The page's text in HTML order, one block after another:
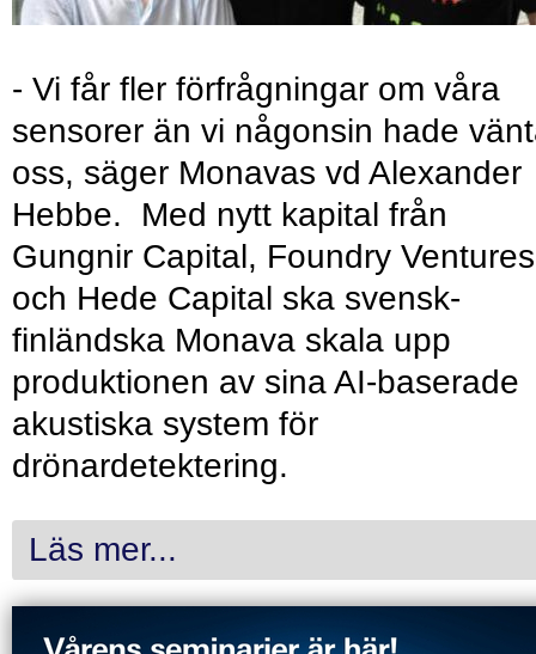
- Vi får fler förfrågningar om våra
sensorer än vi någonsin hade
oss, säger Monavas vd Alexander
Hebbe. Med nytt kapital från
Gungnir Capital, Foundry Ventures
och Hede Capital ska svensk-
finländska Monava skala upp
produktionen av sina AI-baserade
akustiska system för
drönardetektering.
Läs mer...